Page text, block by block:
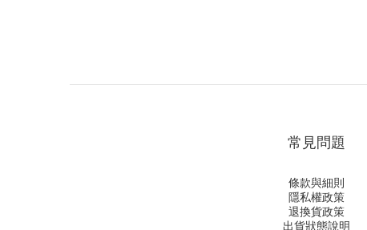
常見問題
條款與細則
隱私權政策
退換貨政策
出貨狀態說明